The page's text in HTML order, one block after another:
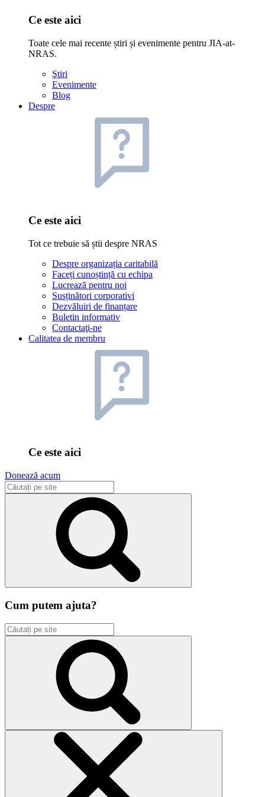
Ce este aici
Toate cele mai recente știri și evenimente pentru JIA-at-
NRAS.
Ştiri
Evenimente
Blog
Despre
Ce este aici
Tot ce trebuie să știi despre NRAS
Despre organizația caritabilă
Faceți cunoștință cu echipa
Lucrează pentru noi
Susținători corporativi
Dezvăluiri de finanțare
Buletin informativ
Contactaţi-ne
Calitatea de membru
Ce este aici
Donează acum
Cum putem ajuta?